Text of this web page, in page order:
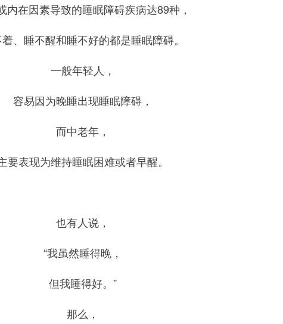
内在因素导致的睡眠障碍疾病达89种，
、睡不醒和睡不好的都是睡眠障碍。
一般年轻人，
容易因为晚睡出现睡眠障碍，
而中老年，
要表现为维持睡眠困难或者早醒。
也有人说，
“我虽然睡得晚，
但我睡得好。”
那么，